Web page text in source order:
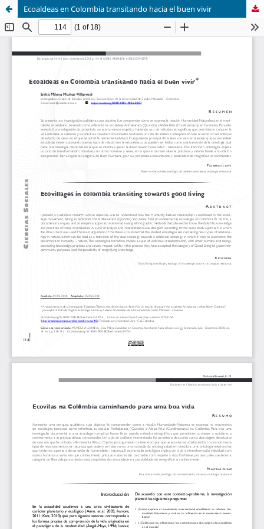
Ecoaldeas en Colombia transitando hacia el buen vivir